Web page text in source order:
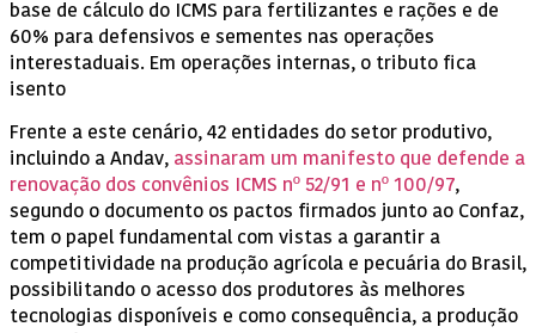
base de cálculo do ICMS para fertilizantes e rações e de
60% para defensivos e sementes nas operações
interestaduais. Em operações internas, o tributo fica
isento
Frente a este cenário, 42 entidades do setor produtivo,
incluindo a Andav, assinaram um manifesto que defende a
renovação dos convênios ICMS nº 52/91 e nº 100/97,
segundo o documento os pactos firmados junto ao Confaz,
tem o papel fundamental com vistas a garantir a
competitividade na produção agrícola e pecuária do Brasil,
possibilitando o acesso dos produtores às melhores
tecnologias disponíveis e como consequência, a produção